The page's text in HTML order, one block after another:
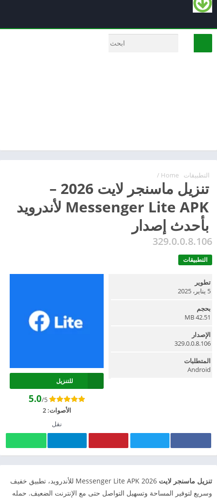
Home
/ التطبيقات
تنزيل ماسنجر لايت 2026 –
Messenger Lite APK لأندرويد
بأحدث إصدار
329.0.0.8.106
التطبيقات
للتنزيل
5.0/5
الأصوات:2
نقل
تطوير
5 يناير، 2025
بحجم
42.51 MB
الإصدار
329.0.0.8.106
المتطلبات
Android
تنزيل ماسنجر لايت
Messenger Lite APK 2026 للأندرويد، تطبيق خفيف
وسريع لتوفير المساحة وتسهيل التواصل حتى مع الإنترنت الضعيف. حمله